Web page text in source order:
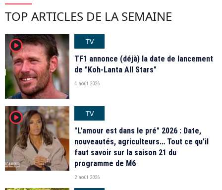
TOP ARTICLES DE LA SEMAINE
player2
TV
TF1 annonce (déjà) la date de lancement
de "Koh-Lanta All Stars"
4 août 2026
player2
TV
"L'amour est dans le pré" 2026 : Date,
nouveautés, agriculteurs… Tout ce qu'il
faut savoir sur la saison 21 du
programme de M6
2 août 2026